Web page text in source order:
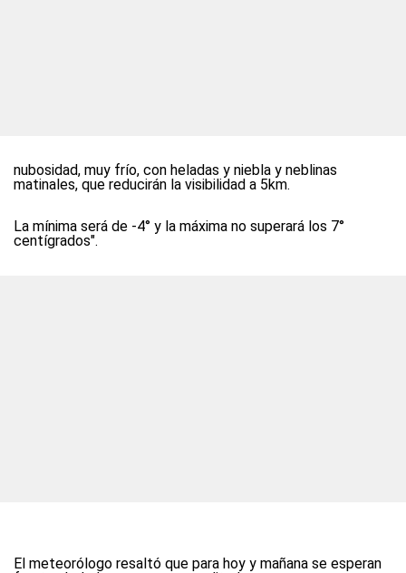
nubosidad, muy frío, con heladas y niebla y neblinas
matinales, que reducirán la visibilidad a 5km.
La mínima será de -4° y la máxima no superará los 7°
centígrados".
El meteorólogo resaltó que para hoy y mañana se esperan